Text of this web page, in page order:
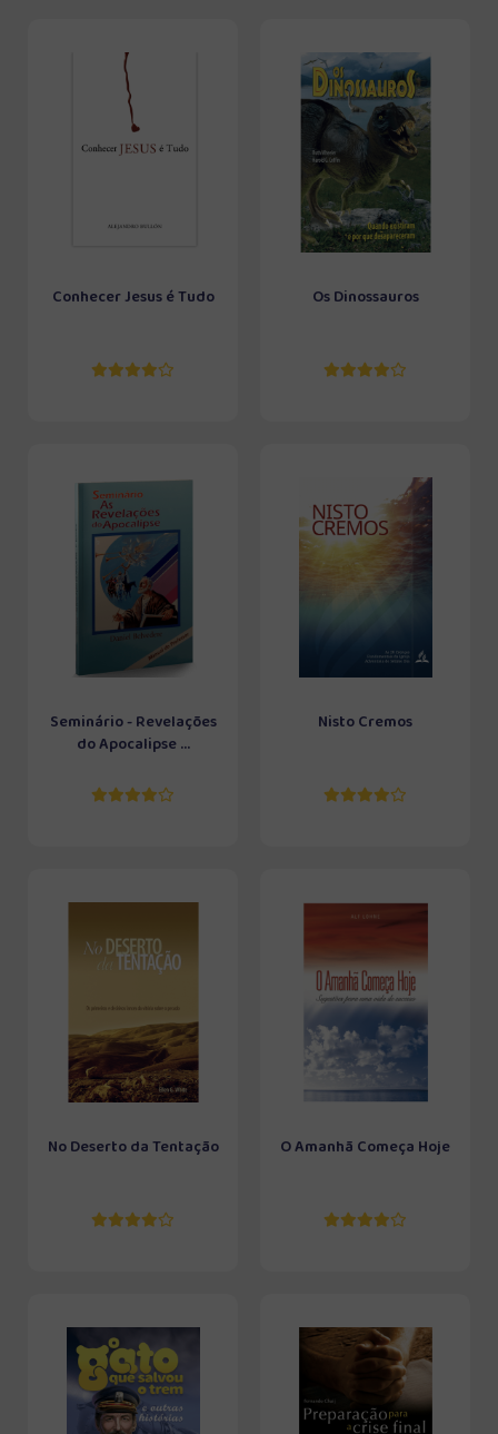
Conhecer Jesus é Tudo Os Dinossauros
Seminário - Revelações
do Apocalipse ...
Nisto Cremos
No Deserto da Tentação O Amanhã Começa Hoje